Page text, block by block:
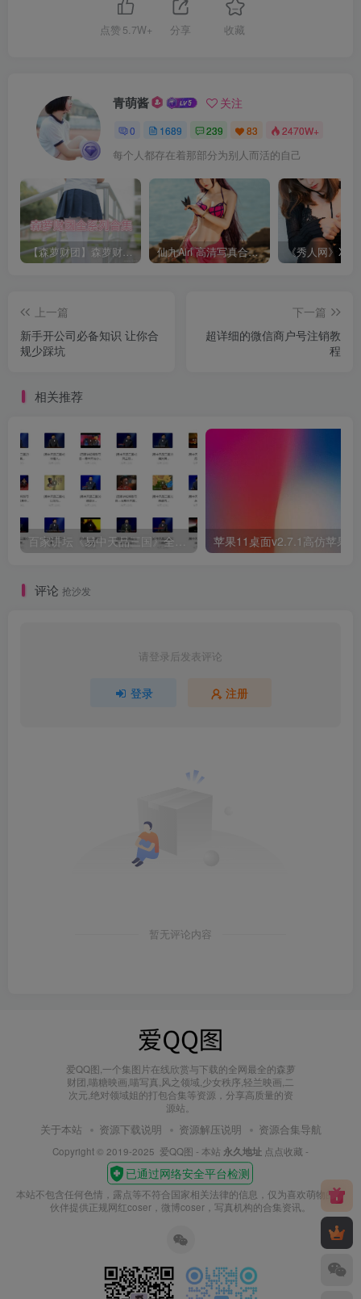
点赞 5.7W+ 分享 收藏
青萌酱 关注
0 1689 239 83 2470W+
每个人都存在着那部分为别人而活的自己
【森萝财团】森萝财团系列福利原版无水印合集下载[与本站内容同步更新] 仙九Airi 高清写真合集[持续更新]
上一篇
新手开公司必备知识 让你合
规少踩坑
下一篇
超详细的微信商户号注销教
程
相关推荐
百家讲坛《易中天品三国》全集视频下载 苹果11桌面v2.7.1高仿苹果
评论 抢沙发
请登录后发表评论
登录 注册
暂无评论内容
爱QQ图,一个集图片在线欣赏与下载的全网最全的森萝
财团,喵糖映画,喵写真,风之领域,少女秩序,轻兰映画,二
次元,绝对领域姐的打包合集等资源，分享高质量的资
源站。
关于本站 资源下载说明 资源解压说明 资源合集导航
Copyright © 2019-2025 爱QQ图 - 本站 永久地址 点点收藏 -
本站不包含任何色情，露点等不符合国家相关法律的信息，仅为喜欢萌物的小
伙伴提供正规网红coser，微博coser，写真机构的合集资讯。